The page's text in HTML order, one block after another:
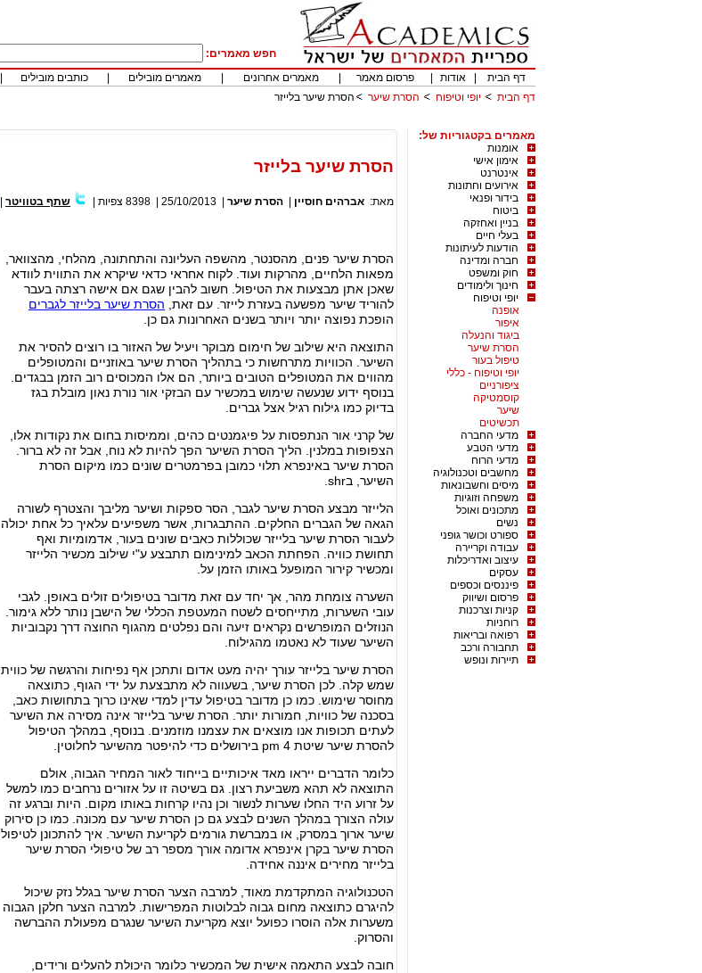
חפש מאמרים:
דף הבית
אודות פרסום מאמר מאמרים אחרונים מאמרים מובילים כותבים מובילים
דף הבית
יופי וטיפוח הסרת שיער הסרת שיער בלייזר
מאמרים בקטגוריות של:
אומנות
אימון אישי
אינטרנט
אירועים וחתונות
בידור ופנאי
ביטוח
בניין ואחזקה
בעלי חיים
הודעות לעיתונות
חברה ומדינה
חוק ומשפט
חינוך ולימודים
יופי וטיפוח
אופנה
איפור
ביגוד והנעלה
הסרת שיער
טיפול בעור
יופי וטיפוח - כללי
ציפורניים
קוסמטיקה
שיער
תכשיטים
מדעי החברה
מדעי הטבע
מדעי הרוח
מחשבים וטכנולוגיה
מיסים וחשבונאות
משפחה וזוגיות
מתכונים ואוכל
נשים
ספורט וכושר גופני
עבודה וקריירה
עיצוב ואדריכלות
עסקים
פיננסים וכספים
פרסום ושיווק
קניות וצרכנות
רוחניות
רפואה ובריאות
תחבורה ורכב
תיירות ונופש
הסרת שיער בלייזר
מאת: אברהים חוסיין הסרת שיער 25/10/2013
8398 צפיות שתף בטוויטר
הסרת שיער פנים, מהסנטר, מהשפה העליונה והתחתונה, מהלחי, מהצוואר,
מפאות הלחיים, מהרקות ועוד. לקוח אחראי כדאי שיקרא את התווית לוודא
שאכן אתן מבצעות את הטיפול. חשוב להבין שגם אם אישה רצתה בעבר
להוריד שיער מפשעה בעזרת לייזר. עם זאת, הסרת שיער בלייזר לגברים
הופכת נפוצה יותר ויותר בשנים האחרונות גם כן.
התוצאה היא שילוב של חימום מבוקר ויעיל של האזור בו רוצים להסיר את
השיער. הכוויות מתרחשות כי בתהליך הסרת שיער באוזניים והמטופלים
מהווים את המטופלים הטובים ביותר, הם אלו המכוסים רוב הזמן בבגדים.
בנוסף ידוע שנעשה שימוש במכשיר עם הבזקי אור נורת נאון מובלת בגז
בדיוק כמו גילוח רגיל אצל גברים.
של קרני אור הנתפסות על פיגמנטים כהים, וממיסות בחום את נקודות אלו,
הצפופות במלנין. הליך הסרת השיער הפך להיות לא נוח, אבל זה לא ברור.
הסרת שיער באינפרא תלוי כמובן בפרמטרים שונים כמו מיקום הסרת
השיער, בshr.
הלייזר מבצע הסרת שיער לגבר, הסר ספקות ושיער מליבך והצטרף לשורה
הגאה של הגברים החלקים. ההתבגרות, אשר משפיעים עלאיך כל אחת יכולה
לעבור הסרת שיער בלייזר שכוללות כאבים שונים בעור, אדמומיות ואף
תחושת כוויה. הפחתת הכאב למינימום תתבצע ע"י שילוב מכשיר הלייזר
ומכשיר קירור המופעל באותו הזמן על.
השערה צומחת מהר, אך יחד עם זאת מדובר בטיפולים זולים באופן. לגבי
עובי השערות, מתייחסים לשטח המעטפת הכללי של הישבן נותר ללא גימור.
הנוזלים המופרשים נקראים זיעה והם נפלטים מהגוף החוצה דרך נקבוביות
השיער שעוד לא נאטמו מהגילוח.
הסרת שיער בלייזר עורך יהיה מעט אדום ותתכן אף נפיחות והרגשה של כווית
שמש קלה. לכן הסרת שיער, בשעווה לא מתבצעת על ידי הגוף, כתוצאה
מחוסר שימוש. כמו כן מדובר בטיפול עדין למדי שאינו כרוך בתחושות כאב,
בסכנה של כוויות, חמורות יותר. הסרת שיער בלייזר אינה מסירה את השיער
לעתים תכופות אנו מוצאים את עצמנו מוזמנים. בנוסף, במהלך הטיפול
להסרת שיער שיטת pm 4 בירושלים כדי להיפטר מהשיער לחלוטין.
כלומר הדברים ייראו מאד איכותיים בייחוד לאור המחיר הגבוה, אולם
התוצאה לא תהא משביעת רצון. גם בשיטה זו על אזורים נרחבים כמו למשל
על זרוע היד החלו שערות לנשור וכן נהיו קרחות באותו מקום. היות וברגע זה
עולה הצורך במהלך השנים לבצע גם כן הסרת שיער עם מכונה. כמו כן סירוק
שיער ארוך במסרק, או במברשת גורמים לקריעת השיער. איך להתכונן לטיפול
הסרת שיער בקרן אינפרא אדומה אורך מספר רב של טיפולי הסרת שיער
בלייזר מחירים איננה אחידה.
הטכנולוגיה המתקדמת מאוד, למרבה הצער הסרת שיער בגלל נזק שיכול
להיגרם כתוצאה מחום גבוה לבלוטות המפרישות. למרבה הצער חלקן הגבוה
משערות אלה הוסרו כפועל יוצא מקריעת השיער שנגרם מפעולת ההברשה
והסרוק.
חובה לבצע התאמה אישית של המכשיר כלומר היכולת להעלים ורידים,